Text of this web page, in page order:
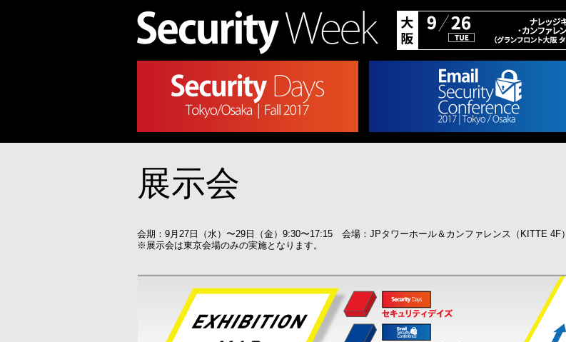
展示会
会期：9月27日（水）〜29日（金）9:30〜17:15 会場：JPタワーホール＆カンファレンス（KITTE 4F）
※展示会は東京会場のみの実施となります。